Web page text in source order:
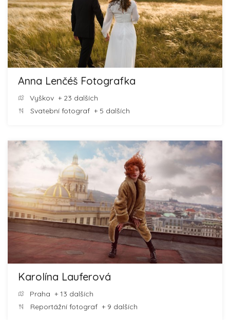
Anna Lenčéš Fotografka
Vyškov + 23 dalších
Svatební fotograf + 5 dalších
Karolína Lauferová
Praha + 13 dalších
Reportážní fotograf + 9 dalších